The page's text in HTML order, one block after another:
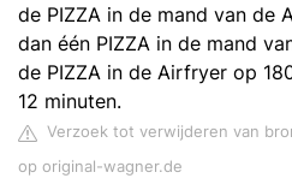
de PIZZA in de mand van de
dan één PIZZA in de mand
de PIZZA in de Airfryer op
12 minuten.
Verzoek tot verwijderen van
op original-wagner.de